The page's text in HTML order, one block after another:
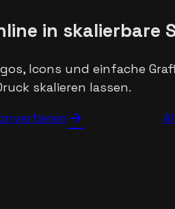
in skalierbare
Icons und einfache
skalieren lassen.
arrow_forward